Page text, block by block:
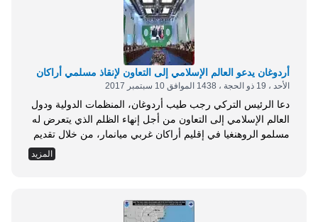
أردوغان يدعو العالم الإسلامي إلى التعاون لإنقاذ مسلمي أراكان
الأحد ، 19 ذو الحجة ، 1438 الموافق 10 سبتمبر 2017
دعا الرئيس التركي رجب طيب أردوغان، المنظمات الدولية ودول
العالم الإسلامي إلى التعاون من أجل إنهاء الظلم الذي يتعرض له
مسلمو الروهنغيا في إقليم أراكان غربي ميانمار، من خلال تقديم
كافة الإمكانات المتاحة . جاء ذلك في كلمة ألقاها الرئيس التركي
خلال قمة منظمة التعاون الإسلامي للعلوم والتكنولوجيا، التي
المزيد